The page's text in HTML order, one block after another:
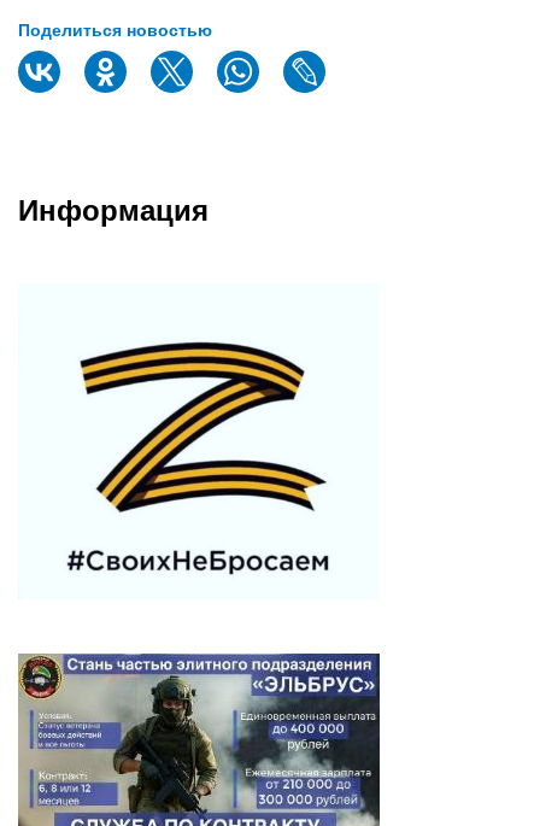
Поделиться новостью
Информация